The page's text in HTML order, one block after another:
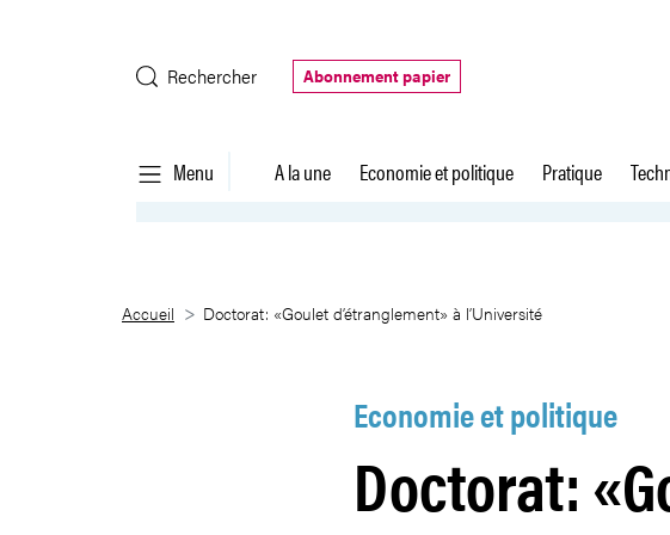
Rechercher
Abonnement papier
Menu A la une Economie et politique Pratique
Doctorat: «Goulet d’étranglement» à
Accueil Doctorat: «Goulet d’étranglement» à l’Université
Economie et politique
Doctorat: